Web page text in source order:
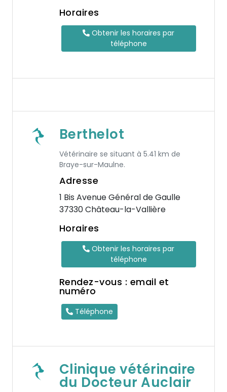
Horaires
Obtenir les horaires par
téléphone
Berthelot
Vétérinaire se situant à 5.41 km de
Braye-sur-Maulne.
Adresse
1 Bis Avenue Général de Gaulle
37330 Château-la-Vallière
Horaires
Obtenir les horaires par
téléphone
Rendez-vous : email et
numéro
Téléphone
Clinique vétérinaire
du Docteur Auclair